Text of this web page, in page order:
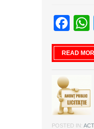
READ
POSTED IN: